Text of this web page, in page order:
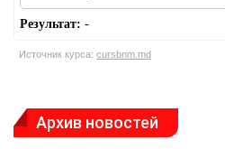
Результат: -
Источник курса: cursbnm.md
Архив новостей